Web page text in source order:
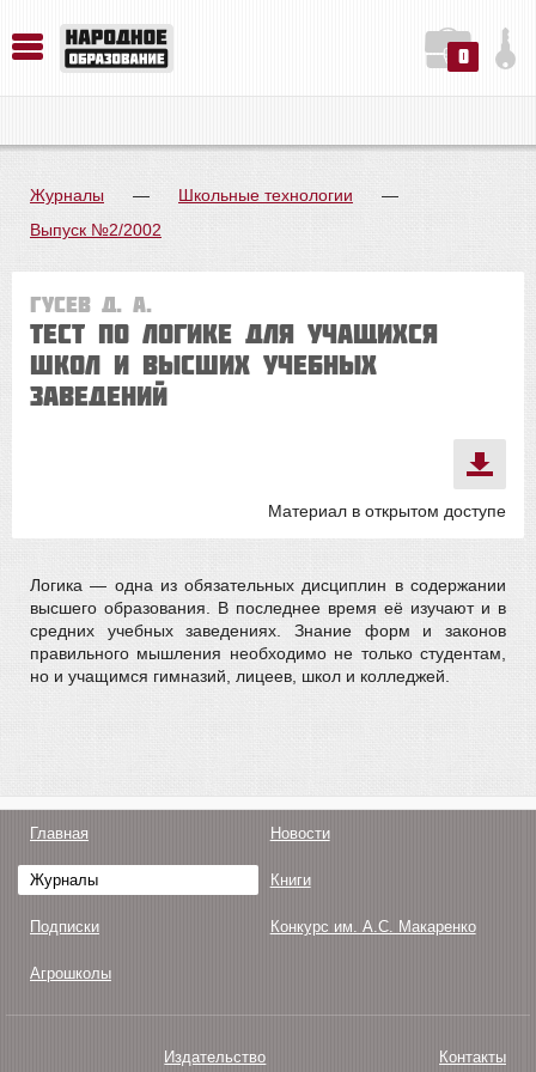
0
Журналы — Школьные технологии
—
Выпуск №2/2002
Гусев Д. А.
Тест по логике для учащихся
школ и высших учебных
заведений
Материал в открытом доступе
Логика — одна из обязательных дисциплин в содержании
высшего образования. В последнее время её изучают и в
средних учебных заведениях. Знание форм и законов
правильного мышления необходимо не только студентам,
но и учащимся гимназий, лицеев, школ и колледжей.
Главная Новости
Журналы Книги
Подписки Конкурс им. А.С. Макаренко
Агрошколы
Издательство Контакты